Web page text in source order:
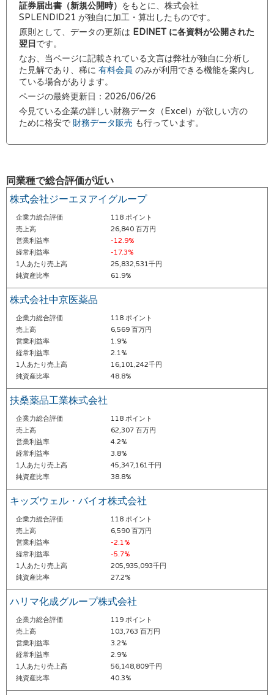
証券届出書（新規公開時） をもとに、株式会社
SPLENDID21 が独自に加工・算出したものです。
原則として、データの更新は EDINET に各資料が公開された
翌日 です。
なお、当ページに記載されている文言は弊社が独自に分析し
た見解であり、稀に 有料会員 のみが利用できる機能を案内し
ている場合があります。
ページの最終更新日：2026/06/26
今見ている企業の詳しい財務データ（Excel）が欲しい方の
ために格安で 財務データ販売 も行っています。
同業種で総合評価が近い
株式会社ジーエヌアイグループ
企業力総合評価
118 ポイント
売上高
26,840 百万円
営業利益率
-12.9%
経常利益率
-17.3%
1人あたり売上高
25,832,531千円
純資産比率
61.9%
株式会社中京医薬品
企業力総合評価
118 ポイント
売上高
6,569 百万円
営業利益率
1.9%
経常利益率
2.1%
1人あたり売上高
16,101,242千円
純資産比率
48.8%
扶桑薬品工業株式会社
企業力総合評価
118 ポイント
売上高
62,307 百万円
営業利益率
4.2%
経常利益率
3.8%
1人あたり売上高
45,347,161千円
純資産比率
38.8%
キッズウェル・バイオ株式会社
企業力総合評価
118 ポイント
売上高
6,590 百万円
営業利益率
-2.1%
経常利益率
-5.7%
1人あたり売上高
205,935,093千円
純資産比率
27.2%
ハリマ化成グループ株式会社
企業力総合評価
119 ポイント
売上高
103,763 百万円
営業利益率
3.2%
経常利益率
2.9%
1人あたり売上高
56,148,809千円
純資産比率
40.3%